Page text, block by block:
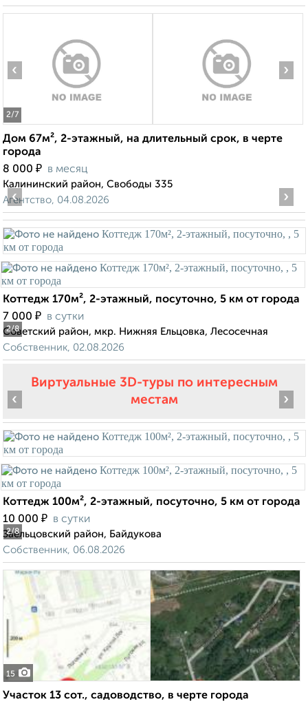
2/7
‹ ›
Дом 67м², 2-этажный, на длительный срок, в черте
города
8 000 ₽ в месяц
Калининский район, Свободы 335
Агентство, 04.08.2026
2/8
‹ ›
Коттедж 170м², 2-этажный, посуточно, 5 км от города
7 000 ₽ в сутки
Советский район, мкр. Нижняя Ельцовка, Лесосечная
Собственник, 02.08.2026
Виртуальные 3D-туры по интересным
местам
2/8
‹ ›
Коттедж 100м², 2-этажный, посуточно, 5 км от города
10 000 ₽ в сутки
Заельцовский район, Байдукова
Собственник, 06.08.2026
15
Участок 13 сот., садоводство, в черте города